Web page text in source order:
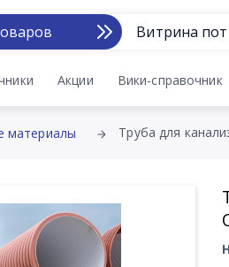
Витрина
Акции Вики-справочник
материалы